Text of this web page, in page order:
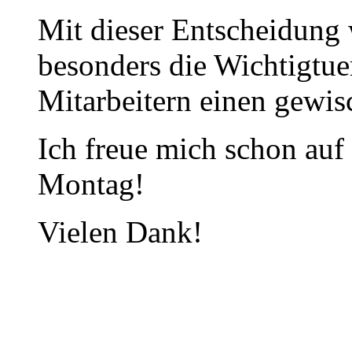
Mit dieser Entscheidung
besonders die
Mitarbeitern einen
Ich freue mich schon
Montag!
Vielen Dank!